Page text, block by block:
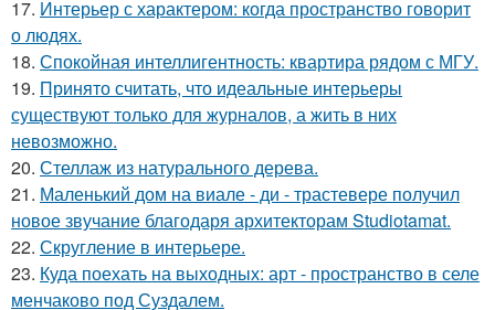
17. Интерьер с характером: когда пространство говорит
о людях.
18. Спокойная интеллигентность: квартира рядом с МГУ.
19. Принято считать, что идеальные интерьеры
существуют только для журналов, а жить в них
невозможно.
20. Стеллаж из натурального дерева.
21. Маленький дом на виале - ди - трастевере получил
новое звучание благодаря архитекторам Studiotamat.
22. Скругление в интерьере.
23. Куда поехать на выходных: арт - пространство в селе
менчаково под Суздалем.